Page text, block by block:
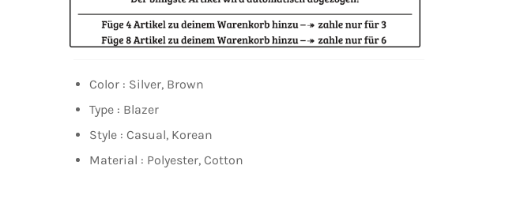
Color : Silver, Brown
Type : Blazer
Style : Casual, Korean
Material : Polyester, Cotton